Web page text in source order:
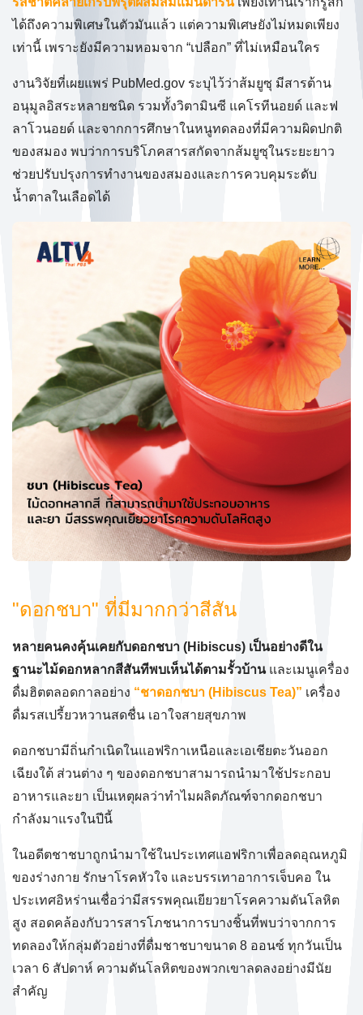
ได้ถึงความพิเศษในตัวมันแล้ว แต่ความพิเศษยังไม่หมดเพียง
เท่านี้ เพราะยังมีความหอมจาก “เปลือก” ที่ไม่เหมือนใคร
งานวิจัยที่เผยแพร่ PubMed.gov ระบุไว้ว่าส้มยูซุ มีสารต้าน
อนุมูลอิสระหลายชนิด รวมทั้งวิตามินซี แคโรทีนอยด์ และฟ
ลาโวนอยด์ และจากการศึกษาในหนูทดลองที่มีความผิดปกติ
ของสมอง พบว่าการบริโภคสารสกัดจากส้มยูซุในระยะยาว
ช่วยปรับปรุงการทำงานของสมองและการควบคุมระดับ
น้ำตาลในเลือดได้
"ดอกชบา" ที่มีมากกว่าสีสัน
หลายคนคงคุ้นเคยกับดอกชบา (Hibiscus) เป็นอย่างดีใน
ฐานะไม้ดอกหลากสีสันทีพบเห็นได้ตามรั้วบ้าน และเมนูเครื่อง
ดื่มฮิตตลอดกาลอย่าง “ชาดอกชบา (Hibiscus Tea)” เครื่อง
ดื่มรสเปรี้ยวหวานสดชื่น เอาใจสายสุขภาพ
ดอกชบามีถิ่นกำเนิดในแอฟริกาเหนือและเอเชียตะวันออก
เฉียงใต้ ส่วนต่าง ๆ ของดอกชบาสามารถนำมาใช้ประกอบ
อาหารและยา เป็นเหตุผลว่าทำไมผลิตภัณฑ์จากดอกชบา
กำลังมาแรงในปีนี้
ในอดีตชาชบาถูกนำมาใช้ในประเทศแอฟริกาเพื่อลดอุณหภูมิ
ของร่างกาย รักษาโรคหัวใจ และบรรเทาอาการเจ็บคอ ใน
ประเทศอิหร่านเชื่อว่ามีสรรพคุณเยียวยาโรคความดันโลหิต
สูง สอดคล้องกับวารสารโภชนาการบางชิ้นที่พบว่าจากการ
ทดลองให้กลุ่มตัวอย่างที่ดื่มชาชบาขนาด 8 ออนซ์ ทุกวันเป็น
เวลา 6 สัปดาห์ ความดันโลหิตของพวกเขาลดลงอย่างมีนัย
สำคัญ